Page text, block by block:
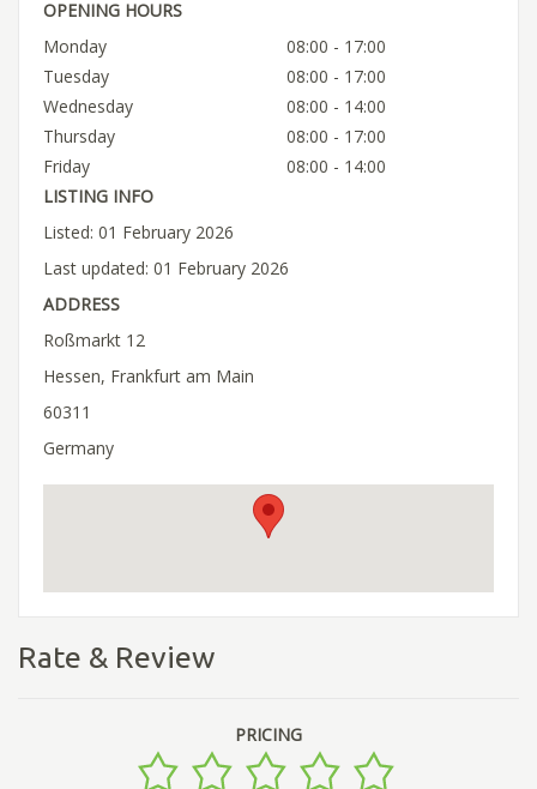
OPENING HOURS
Monday
08:00 - 17:00
Tuesday
08:00 - 17:00
Wednesday
08:00 - 14:00
Thursday
08:00 - 17:00
Friday
08:00 - 14:00
LISTING INFO
Listed: 01 February 2026
Last updated: 01 February 2026
ADDRESS
Roßmarkt 12
Hessen, Frankfurt am Main
60311
Germany
Rate & Review
PRICING